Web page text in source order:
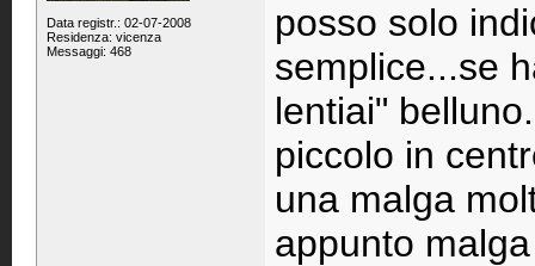
Data registr.: 02-07-2008
Residenza: vicenza
Messaggi: 468
posso solo
semplice...se
lentiai"
piccolo in
una malga
appunto